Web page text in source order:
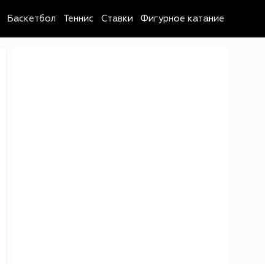
Баскетбол Теннис Ставки Фигурное катание